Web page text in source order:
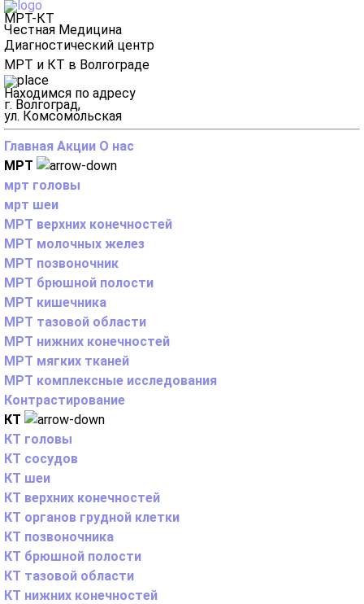
МРТ-КТ
Честная Медицина
Диагностический центр
МРТ и КТ в Волгограде
Находимся по адресу
г. Волгоград,
ул. Комсомольская
Главная Акции О нас
МРТ
мрт головы
мрт шеи
МРТ верхних конечностей
МРТ молочных желез
МРТ позвоночник
МРТ брюшной полости
МРТ кишечника
МРТ тазовой области
МРТ нижних конечностей
МРТ мягких тканей
МРТ комплексные исследования
Контрастирование
КТ
КТ головы
КТ сосудов
КТ шеи
КТ верхних конечностей
КТ органов грудной клетки
КТ позвоночника
КТ брюшной полости
КТ тазовой области
КТ нижних конечностей